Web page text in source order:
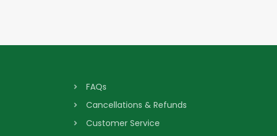
FAQs
Cancellations & Refunds
Customer Service